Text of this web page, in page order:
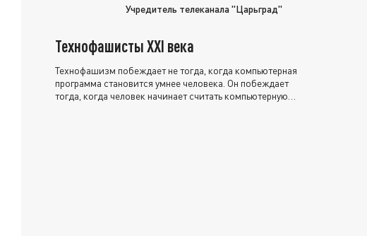
Учредитель телеканала "Царьград"
Технофашисты XXI века
Технофашизм побеждает не тогда, когда компьютерная
программа становится умнее человека. Он побеждает
тогда, когда человек начинает считать компьютерную